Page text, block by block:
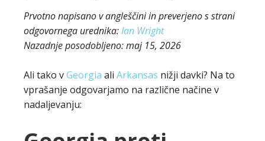
Prvotno napisano v angleščini in preverjeno s strani
odgovornega urednika:Ian Wright
Nazadnje posodobljeno:maj 15, 2026
Ali tako vGeorgia ali Arkansas nižji davki? Na to
vprašanje odgovarjamo na različne načine v
nadaljevanju: